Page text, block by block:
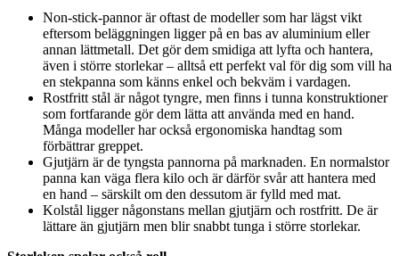
Non-stick-pannor är oftast de modeller som har lägst vikt
eftersom beläggningen ligger på en bas av aluminium eller
annan lättmetall. Det gör dem smidiga att lyfta och hantera,
även i större storlekar – alltså ett perfekt val för dig som vill ha
en stekpanna som känns enkel och bekväm i vardagen.
Rostfritt stål är något tyngre, men finns i tunna konstruktioner
som fortfarande gör dem lätta att använda med en hand.
Många modeller har också ergonomiska handtag som
förbättrar greppet.
Gjutjärn är de tyngsta pannorna på marknaden. En normalstor
panna kan väga flera kilo och är därför svår att hantera med
en hand – särskilt om den dessutom är fylld med mat.
Kolstål ligger någonstans mellan gjutjärn och rostfritt. De är
lättare än gjutjärn men blir snabbt tunga i större storlekar.